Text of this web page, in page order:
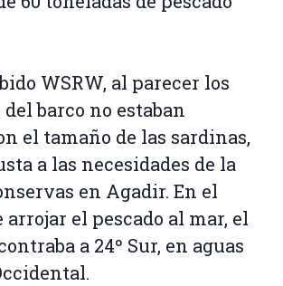
WSRW, al parecer los
barco no estaban
el tamaño de las sardinas,
a las necesidades de la
en Agadir. En el
arrojar el pescado al mar, el
a 24º Sur, en aguas